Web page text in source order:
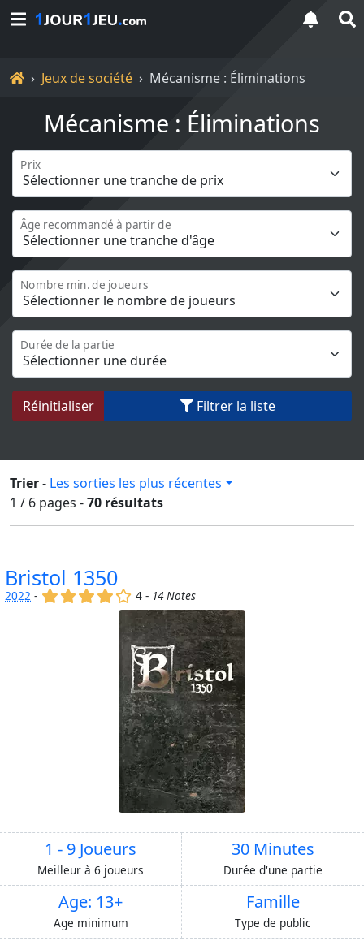
Accueil
Jeux de société Mécanisme : Éliminations
Mécanisme : Éliminations
Prix
Âge recommandé à partir de
Nombre min. de joueurs
Durée de la partie
Réinitialiser Filtrer la liste
Trier- Les sorties les plus récentes
1 / 6 pages -70 résultats
Bristol 1350
2022 - (x) (x) (x) (x) ()4 - 14 Notes
1 - 9 Joueurs
Meilleur à 6 joueurs
30 Minutes
Durée d'une partie
Age: 13+
Age minimum
Famille
Type de public